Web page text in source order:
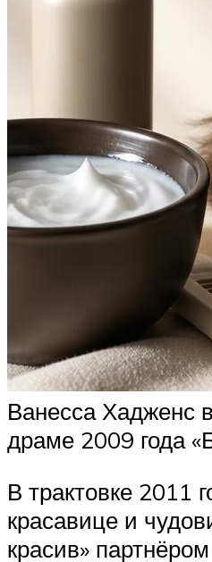
Ванесса Хадженс
драме 2009 года
В трактовке 2011
красавице и
красив»